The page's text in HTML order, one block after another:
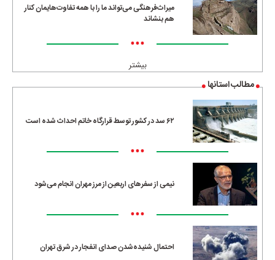
میراث‌فرهنگی می‌تواند ما را با همه تفاوت‌هایمان کنار
هم بنشاند
•••
بیشتر
مطالب استانها
۶۲ سد در کشور توسط قرارگاه خاتم احداث شده است
•••
نیمی از سفرهای اربعین از مرز مهران انجام می‌شود
•••
احتمال شنیده‌شدن صدای انفجار در شرق تهران